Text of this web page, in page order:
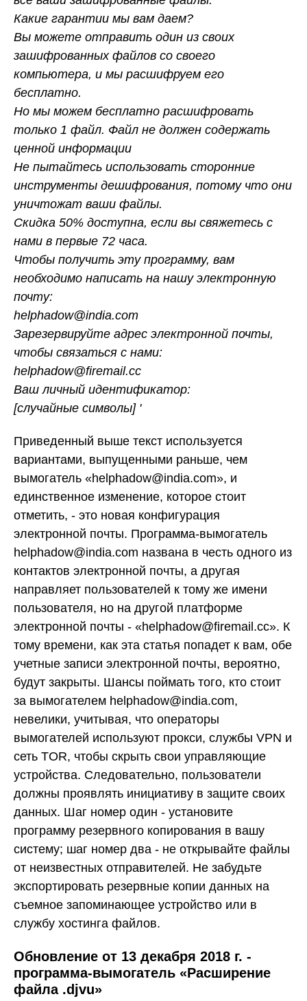
Какие гарантии мы вам даем?
Вы можете отправить один из своих
зашифрованных файлов со своего
компьютера, и мы расшифруем его
бесплатно.
Но мы можем бесплатно расшифровать
только 1 файл. Файл не должен содержать
ценной информации
Не пытайтесь использовать сторонние
инструменты дешифрования, потому что они
уничтожат ваши файлы.
Скидка 50% доступна, если вы свяжетесь с
нами в первые 72 часа.
Чтобы получить эту программу, вам
необходимо написать на нашу электронную
почту:
helphadow@india.com
Зарезервируйте адрес электронной почты,
чтобы связаться с нами:
helphadow@firemail.cc
Ваш личный идентификатор:
[случайные символы] '
Приведенный выше текст используется
вариантами, выпущенными раньше, чем
вымогатель «helphadow@india.com», и
единственное изменение, которое стоит
отметить, - это новая конфигурация
электронной почты. Программа-вымогатель
helphadow@india.com названа в честь одного из
контактов электронной почты, а другая
направляет пользователей к тому же имени
пользователя, но на другой платформе
электронной почты - «helphadow@firemail.cc». К
тому времени, как эта статья попадет к вам, обе
учетные записи электронной почты, вероятно,
будут закрыты. Шансы поймать того, кто стоит
за вымогателем helphadow@india.com,
невелики, учитывая, что операторы
вымогателей используют прокси, службы VPN и
сеть TOR, чтобы скрыть свои управляющие
устройства. Следовательно, пользователи
должны проявлять инициативу в защите своих
данных. Шаг номер один - установите
программу резервного копирования в вашу
систему; шаг номер два - не открывайте файлы
от неизвестных отправителей. Не забудьте
экспортировать резервные копии данных на
съемное запоминающее устройство или в
службу хостинга файлов.
Обновление от 13 декабря 2018 г. -
программа-вымогатель «Расширение
файла .djvu»